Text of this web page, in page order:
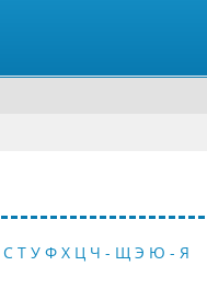
С Т У Ф Х Ц Ч - Щ Э Ю - Я